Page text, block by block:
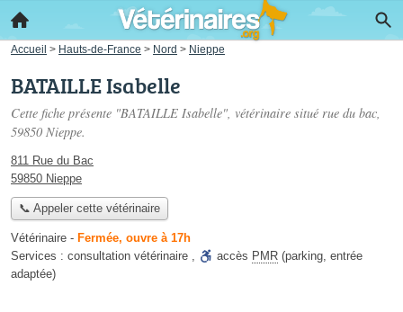
Accueil > Hauts-de-France > Nord > Nieppe
BATAILLE Isabelle
Cette fiche présente "BATAILLE Isabelle", vétérinaire situé rue du bac,
59850 Nieppe.
811 Rue du Bac
59850 Nieppe
📞 Appeler cette vétérinaire
Vétérinaire - Fermée, ouvre à 17h
Services : consultation vétérinaire , accès PMR (parking, entrée
adaptée)